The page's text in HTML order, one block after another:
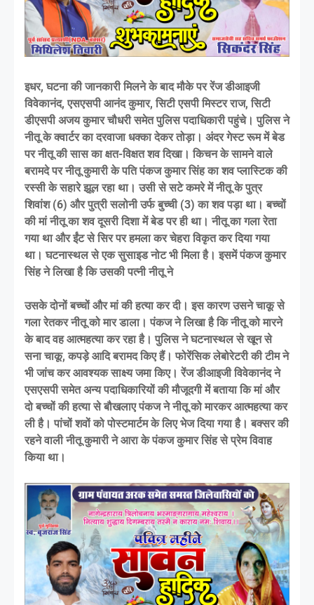
इधर, घटना की जानकारी मिलने के बाद मौके पर रेंज डीआइजी
विवेकानंद, एसएसपी आनंद कुमार, सिटी एसपी मिस्टर राज, सिटी
डीएसपी अजय कुमार चौधरी समेत पुलिस पदाधिकारी पहुंचे। पुलिस ने
नीतू के क्वार्टर का दरवाजा धक्का देकर तोड़ा। अंदर गेस्ट रूम में बेड
पर नीतू की सास का क्षत-विक्षत शव दिखा। किचन के सामने वाले
बरामदे पर नीतू कुमारी के पति पंकज कुमार सिंह का शव प्लास्टिक की
रस्सी के सहारे झूल रहा था। उसी से सटे कमरे में नीतू के पुत्र
शिवांश (6) और पुत्री सलोनी उर्फ बुच्ची (3) का शव पड़ा था। बच्चों
की मां नीतू का शव दूसरी दिशा में बेड पर ही था। नीतू का गला रेता
गया था और ईंट से सिर पर हमला कर चेहरा विकृत कर दिया गया
था। घटनास्थल से एक सुसाइड नोट भी मिला है। इसमें पंकज कुमार
सिंह ने लिखा है कि उसकी पत्नी नीतू ने
उसके दोनों बच्चों और मां की हत्या कर दी। इस कारण उसने चाकू से
गला रेतकर नीतू को मार डाला। पंकज ने लिखा है कि नीतू को मारने
के बाद वह आत्महत्या कर रहा है। पुलिस ने घटनास्थल से खून से
सना चाकू, कपड़े आदि बरामद किए हैं। फोरेंसिक लेबोरेटरी की टीम ने
भी जांच कर आवश्यक साक्ष्य जमा किए। रेंज डीआइजी विवेकानंद ने
एसएसपी समेत अन्य पदाधिकारियों की मौजूदगी में बताया कि मां और
दो बच्चों की हत्या से बौखलाए पंकज ने नीतू को मारकर आत्महत्या कर
ली है। पांचों शवों को पोस्टमार्टम के लिए भेज दिया गया है। बक्सर की
रहने वाली नीतू कुमारी ने आरा के पंकज कुमार सिंह से प्रेम विवाह
किया था।